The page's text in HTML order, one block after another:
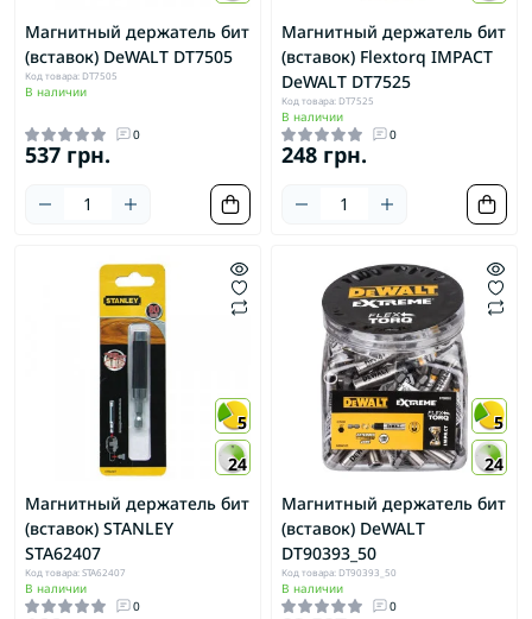
Магнитный держатель бит
(вставок) DeWALT DT7505
Код товара: DT7505
В наличии
0
537 грн.
Магнитный держатель бит
(вставок) Flextorq IMPACT
DeWALT DT7525
Код товара: DT7525
В наличии
0
248 грн.
5
24
Магнитный держатель бит
(вставок) STANLEY
STA62407
Код товара: STA62407
В наличии
0
5
24
Магнитный держатель бит
(вставок) DeWALT
DT90393_50
Код товара: DT90393_50
В наличии
0